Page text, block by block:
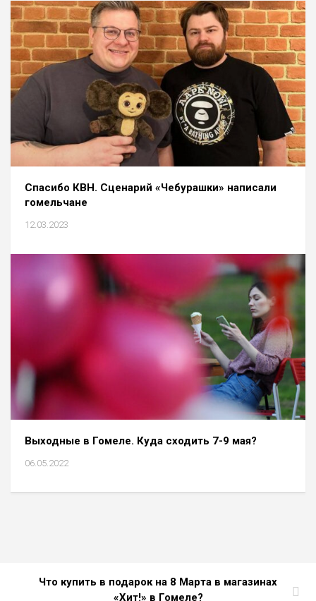
Спасибо КВН. Cценарий «Чебурашки» написали
гомельчане
12.03.2023
Выходные в Гомеле. Куда сходить 7-9 мая?
06.05.2022
Что купить в подарок на 8 Марта в магазинах
«Хит!» в Гомеле?